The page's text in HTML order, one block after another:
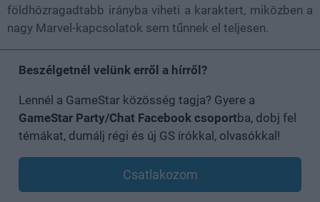
földhözragadtabb irányba viheti a karaktert, miközben a
nagy Marvel-kapcsolatok sem tűnnek el teljesen.
Beszélgetnél velünk erről a hírről?
Lennél a GameStar közösség tagja? Gyere a
GameStar Party/Chat Facebook csoportba, dobj fel
témákat, dumálj régi és új GS írókkal, olvasókkal!
Csatlakozom